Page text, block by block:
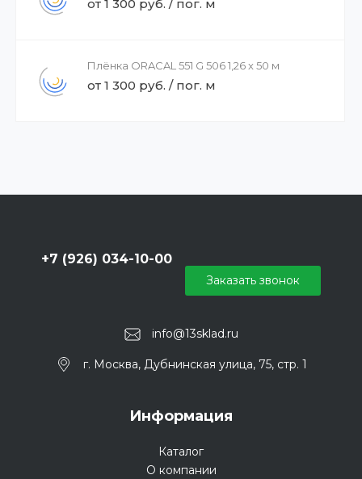
от 1 300 руб. / пог. м
Плёнка ORACAL 551 G 506 1,26 x 50 м
от 1 300 руб. / пог. м
info@13sklad.ru
+7 (926) 034-10-00
г. Москва, Дубнинская улица, 75, стр. 1
Заказать звонок
Информация
Каталог
О компании